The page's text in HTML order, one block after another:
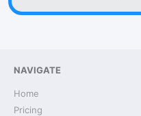
NAVIGATE
Home
Pricing